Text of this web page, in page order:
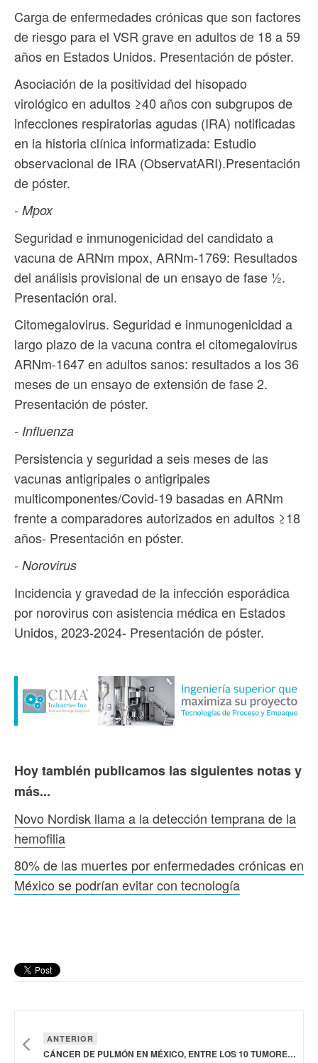
Carga de enfermedades crónicas que son factores
de riesgo para el VSR grave en adultos de 18 a 59
años en Estados Unidos. Presentación de póster.
Asociación de la positividad del hisopado
virológico en adultos ≥40 años con subgrupos de
infecciones respiratorias agudas (IRA) notificadas
en la historia clínica informatizada: Estudio
observacional de IRA (ObservatARI).Presentación
de póster.
- Mpox
Seguridad e inmunogenicidad del candidato a
vacuna de ARNm mpox, ARNm-1769: Resultados
del análisis provisional de un ensayo de fase ½.
Presentación oral.
Citomegalovirus. Seguridad e inmunogenicidad a
largo plazo de la vacuna contra el citomegalovirus
ARNm-1647 en adultos sanos: resultados a los 36
meses de un ensayo de extensión de fase 2.
Presentación de póster.
- Influenza
Persistencia y seguridad a seis meses de las
vacunas antigripales o antigripales
multicomponentes/Covid-19 basadas en ARNm
frente a comparadores autorizados en adultos ≥18
años- Presentación en póster.
- Norovirus
Incidencia y gravedad de la infección esporádica
por norovirus con asistencia médica en Estados
Unidos, 2023-2024- Presentación de póster.
Hoy también publicamos las siguientes notas y
más...
Novo Nordisk llama a la detección temprana de la
hemofilia
80% de las muertes por enfermedades crónicas en
México se podrían evitar con tecnología
ANTERIOR
CÁNCER DE PULMÓN EN MÉXICO, ENTRE LOS 10 TUMORES CON MAYOR INCIDENCIA